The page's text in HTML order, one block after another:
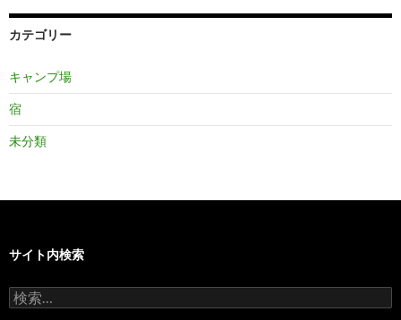
カテゴリー
キャンプ場
宿
未分類
サイト内検索
検
索